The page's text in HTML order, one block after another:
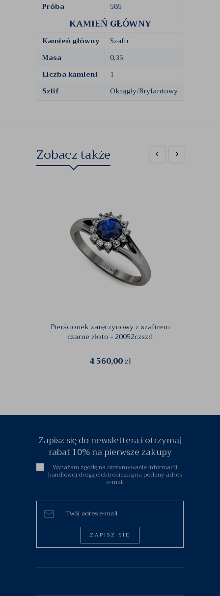
Próba
585
KAMIEŃ GŁÓWNY
Kamień główny
Szafir
Masa
0,35
Liczba kamieni
1
Szlif
Okrągły/Brylantowy
Zobacz także
Pierścionek zaręczynowy z szafirem
czarne złoto - 20052czszd
4 560,00zł
Zapisz się do newslettera i otrzymaj
rabat 10% na pierwsze zakupy
Wyrażam zgodę na otrzymywanie informacji
handlowej drogą elektroniczną na podany adres
e-mail
ZAPISZ SIĘ